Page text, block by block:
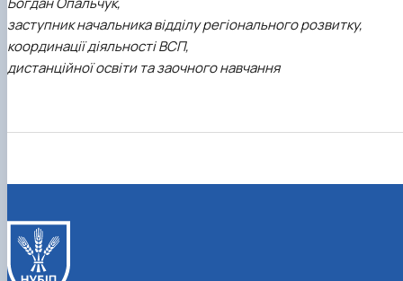
заступник начальника відділу регіонального розвитку,
координації діяльності ВСП,
дистанційної освіти та заочного навчання